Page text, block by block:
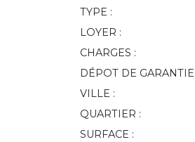
TYPE :
LOYER :
CHARGES :
DÉPOT DE GARANTIE
VILLE :
QUARTIER :
SURFACE :